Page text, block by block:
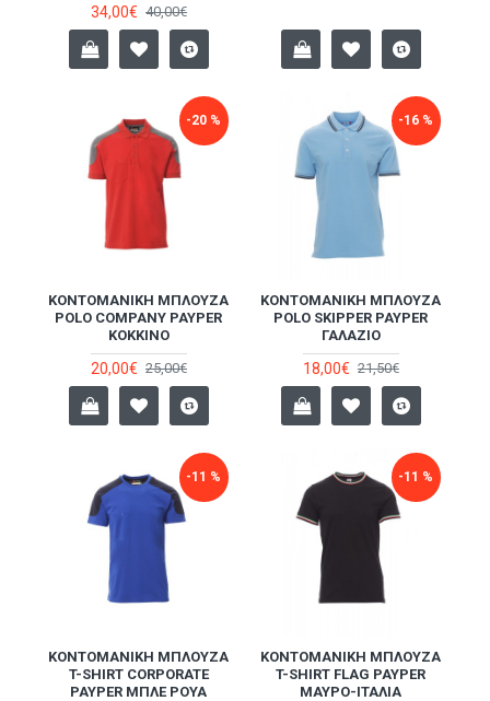
34,00€ 40,00€
-20 %
ΚΟΝΤΟΜΆΝΙΚΗ ΜΠΛΟΎΖΑ
POLO COMPANY PAYPER
ΚΌΚΚΙΝΟ
20,00€ 25,00€
-16 %
ΚΟΝΤΟΜΆΝΙΚΗ ΜΠΛΟΎΖΑ
POLO SKIPPER PAYPER
ΓΑΛΆΖΙΟ
18,00€ 21,50€
-11 %
ΚΟΝΤΟΜΆΝΙΚΗ ΜΠΛΟΎΖΑ
T-SHIRT CORPORATE
PAYPER ΜΠΛΕ ΡΟΥΆ
-11 %
ΚΟΝΤΟΜΆΝΙΚΗ ΜΠΛΟΎΖΑ
T-SHIRT FLAG PAYPER
ΜΑΎΡΟ-ΙΤΑΛΊΑ